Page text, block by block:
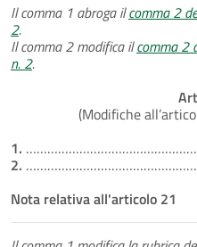
Il comma 1 abroga ilcomma 2
2.
Il comma 2 modifica ilcomma 2
n. 2.
(Modifiche
1.
2.
Nota relativa all'articolo 21